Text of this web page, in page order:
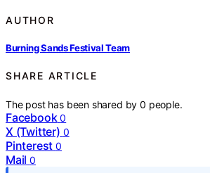
AUTHOR
Burning Sands Festival Team
SHARE ARTICLE
The post has been shared by0 people.
Facebook 0
X (Twitter) 0
Pinterest 0
Mail 0